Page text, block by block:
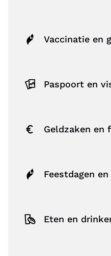
Vaccinatie en
Paspoort en
Geldzaken en
Feestdagen
Eten en